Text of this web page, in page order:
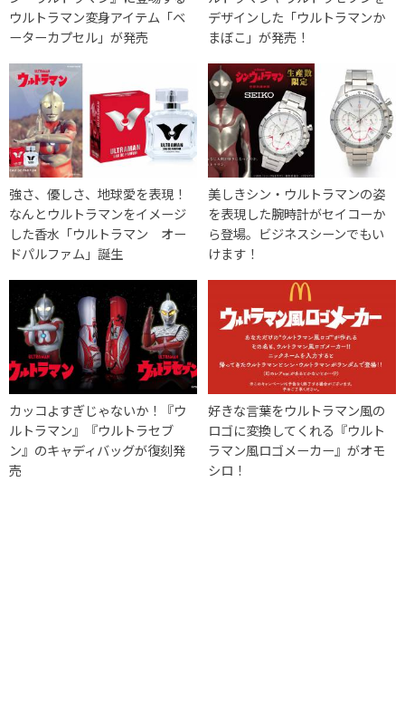
ウルトラマン変身アイテム「ベ
ーターカプセル」が発売
デザインした「ウルトラマンか
まぼこ」が発売！
強さ、優しさ、地球愛を表現！
なんとウルトラマンをイメージ
した香水「ウルトラマン オー
ドパルファム」誕生
美しきシン・ウルトラマンの姿
を表現した腕時計がセイコーか
ら登場。ビジネスシーンでもい
けます！
カッコよすぎじゃないか！『ウ
ルトラマン』『ウルトラセブ
ン』のキャディバッグが復刻発
売
好きな言葉をウルトラマン風の
ロゴに変換してくれる『ウルト
ラマン風ロゴメーカー』がオモ
シロ！